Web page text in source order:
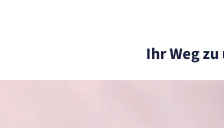
Ihr Weg zu